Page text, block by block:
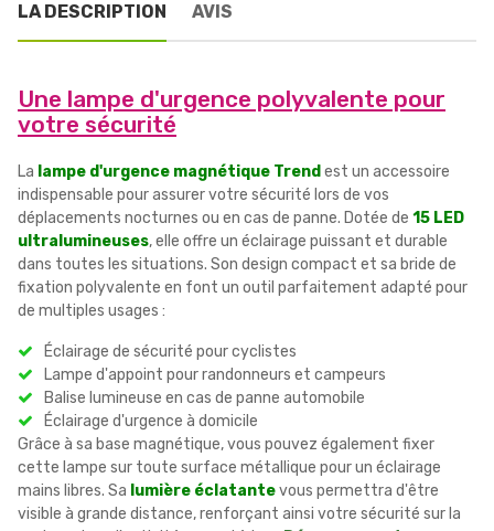
LA DESCRIPTION AVIS
Une lampe d'urgence polyvalente pour
votre sécurité
La lampe d'urgence magnétique Trend est un accessoire
indispensable pour assurer votre sécurité lors de vos
déplacements nocturnes ou en cas de panne. Dotée de 15 LED
ultralumineuses, elle offre un éclairage puissant et durable
dans toutes les situations. Son design compact et sa bride de
fixation polyvalente en font un outil parfaitement adapté pour
de multiples usages :
Éclairage de sécurité pour cyclistes
Lampe d'appoint pour randonneurs et campeurs
Balise lumineuse en cas de panne automobile
Éclairage d'urgence à domicile
Grâce à sa base magnétique, vous pouvez également fixer
cette lampe sur toute surface métallique pour un éclairage
mains libres. Sa lumière éclatantevous permettra d'être
visible à grande distance, renforçant ainsi votre sécurité sur la